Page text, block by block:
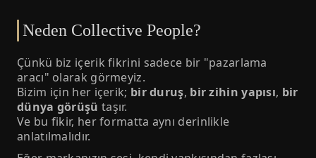
Neden Collective People?
Çünkü biz içerik fikrini sadece bir "pazarlama
aracı" olarak görmeyiz.
Bizim için her içerik; bir duruş, bir zihin yapısı, bir
dünya görüşü taşır.
Ve bu fikir, her formatta aynı derinlikle
anlatılmalıdır.